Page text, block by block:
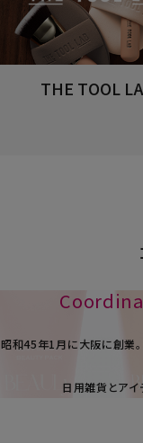
THE TOOL
昭和45年1⽉に大阪に創業。
日用雑貨とアイ